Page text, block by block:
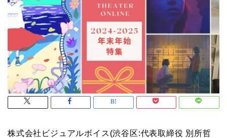
株式会社ビジュアルボイス(渋谷区:代表取締役 別所哲